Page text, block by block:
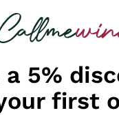
a 5%
first